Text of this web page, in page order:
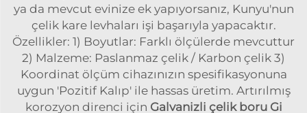
ya da mevcut evinize ek yapıyorsanız, Kunyu'nun
çelik kare levhaları işi başarıyla yapacaktır.
Özellikler: 1) Boyutlar: Farklı ölçülerde mevcuttur
2) Malzeme: Paslanmaz çelik / Karbon çelik 3)
Koordinat ölçüm cihazınızın spesifikasyonuna
uygun 'Pozitif Kalıp' ile hassas üretim. Artırılmış
korozyon direnci için Galvanizli çelik boru Gi